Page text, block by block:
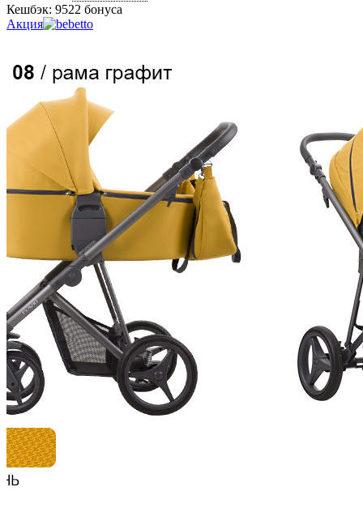
Кешбэк: 9522 бонуса
Акция